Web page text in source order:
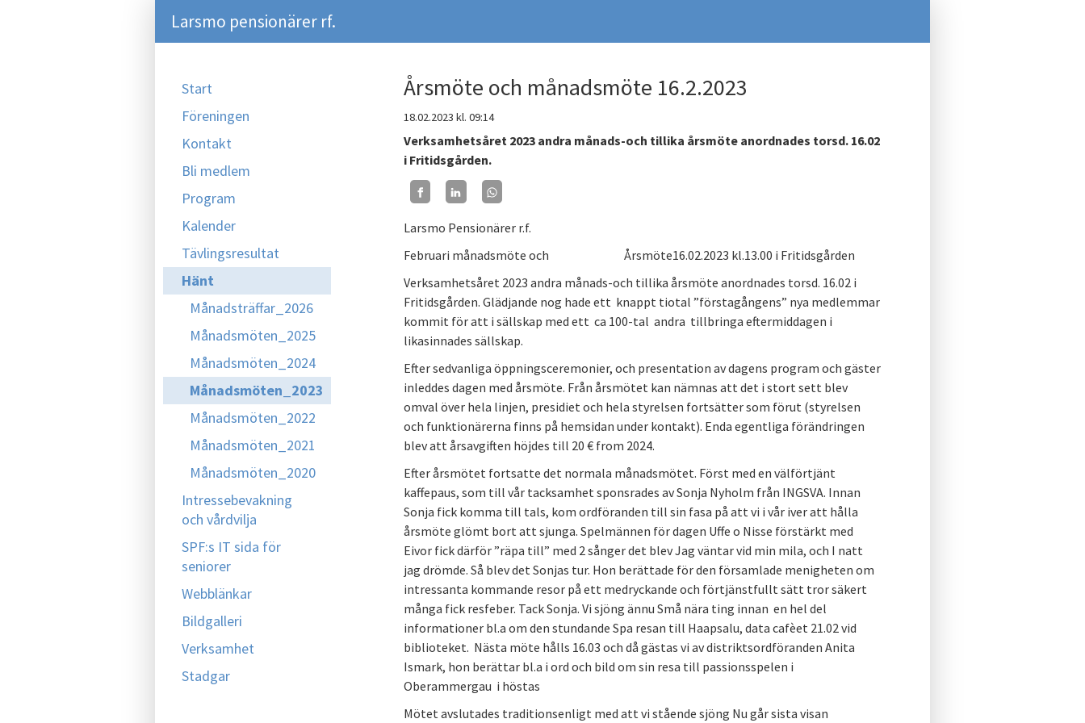
Larsmo pensionärer rf.
Start
Föreningen
Kontakt
Bli medlem
Program
Kalender
Tävlingsresultat
Hänt
Månadsträffar_2026
Månadsmöten_2025
Månadsmöten_2024
Månadsmöten_2023
Månadsmöten_2022
Månadsmöten_2021
Månadsmöten_2020
Intressebevakning
och vårdvilja
SPF:s IT sida för
seniorer
Webblänkar
Bildgalleri
Verksamhet
Stadgar
Årsmöte och månadsmöte 16.2.2023
18.02.2023 kl. 09:14
Verksamhetsåret 2023 andra månads-och tillika årsmöte anordnades torsd. 16.02
i Fritidsgården.
Larsmo Pensionärer r.f.
Februari månadsmöte och Årsmöte16.02.2023 kl.13.00 i Fritidsgården
Verksamhetsåret 2023 andra månads-och tillika årsmöte anordnades torsd. 16.02 i
Fritidsgården. Glädjande nog hade ett knappt tiotal ”förstagångens” nya medlemmar
kommit för att i sällskap med ett ca 100-tal andra tillbringa eftermiddagen i
likasinnades sällskap.
Efter sedvanliga öppningsceremonier, och presentation av dagens program och gäster
inleddes dagen med årsmöte. Från årsmötet kan nämnas att det i stort sett blev
omval över hela linjen, presidiet och hela styrelsen fortsätter som förut (styrelsen
och funktionärerna finns på hemsidan under kontakt). Enda egentliga förändringen
blev att årsavgiften höjdes till 20 € from 2024.
Efter årsmötet fortsatte det normala månadsmötet. Först med en välförtjänt
kaffepaus, som till vår tacksamhet sponsrades av Sonja Nyholm från INGSVA. Innan
Sonja fick komma till tals, kom ordföranden till sin fasa på att vi i vår iver att hålla
årsmöte glömt bort att sjunga. Spelmännen för dagen Uffe o Nisse förstärkt med
Eivor fick därför ”räpa till” med 2 sånger det blev Jag väntar vid min mila, och I natt
jag drömde. Så blev det Sonjas tur. Hon berättade för den församlade menigheten om
intressanta kommande resor på ett medryckande och förtjänstfullt sätt tror säkert
många fick resfeber. Tack Sonja. Vi sjöng ännu Små nära ting innan en hel del
informationer bl.a om den stundande Spa resan till Haapsalu, data cafèet 21.02 vid
biblioteket. Nästa möte hålls 16.03 och då gästas vi av distriktsordföranden Anita
Ismark, hon berättar bl.a i ord och bild om sin resa till passionsspelen i
Oberammergau i höstas
Mötet avslutades traditionsenligt med att vi stående sjöng Nu går sista visan